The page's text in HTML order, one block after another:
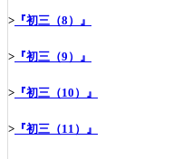
> 『初三（8）』
> 『初三（9）』
> 『初三（10）』
> 『初三（11）』